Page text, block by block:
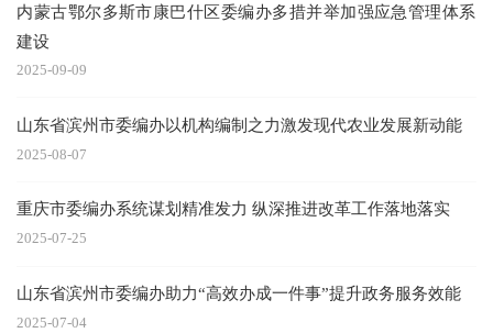
内蒙古鄂尔多斯市康巴什区委编办多措并举加强应急管理体系
建设
2025-09-09
山东省滨州市委编办以机构编制之力激发现代农业发展新动能
2025-08-07
重庆市委编办系统谋划精准发力 纵深推进改革工作落地落实
2025-07-25
山东省滨州市委编办助力“高效办成一件事”提升政务服务效能
2025-07-04